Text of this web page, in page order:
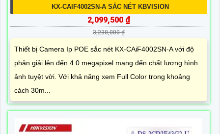
KX-CAIF4002SN-A SẮC NÉT KBVISION
2,099,500 ₫
3,230,000 ₫
Thiết bị Camera Ip POE sắc nét KX-CAiF4002SN-A với độ
phân giải lên đến 4.0 megapixel mang đến chất lượng hình
ảnh tuyệt vời. Với khả năng xem Full Color trong khoảng
cách 30m...